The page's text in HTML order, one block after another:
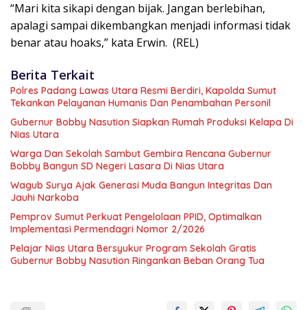
“Mari kita sikapi dengan bijak. Jangan berlebihan,
apalagi sampai dikembangkan menjadi informasi tidak
benar atau hoaks,” kata Erwin. (REL)
Berita Terkait
Polres Padang Lawas Utara Resmi Berdiri, Kapolda Sumut
Tekankan Pelayanan Humanis Dan Penambahan Personil
Gubernur Bobby Nasution Siapkan Rumah Produksi Kelapa Di
Nias Utara
Warga Dan Sekolah Sambut Gembira Rencana Gubernur
Bobby Bangun SD Negeri Lasara Di Nias Utara
Wagub Surya Ajak Generasi Muda Bangun Integritas Dan
Jauhi Narkoba
Pemprov Sumut Perkuat Pengelolaan PPID, Optimalkan
Implementasi Permendagri Nomor 2/2026
Pelajar Nias Utara Bersyukur Program Sekolah Gratis
Gubernur Bobby Nasution Ringankan Beban Orang Tua